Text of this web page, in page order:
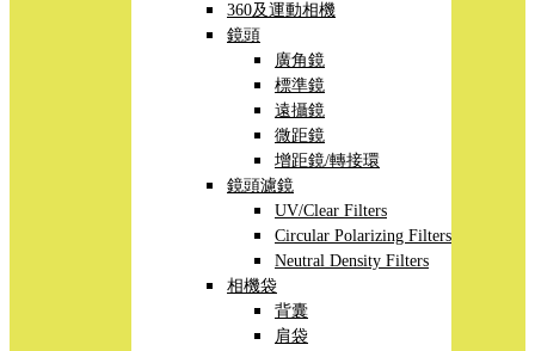
360及運動相機
鏡頭
廣角鏡
標準鏡
遠攝鏡
微距鏡
增距鏡/轉接環
鏡頭濾鏡
UV/Clear Filters
Circular Polarizing Filters
Neutral Density Filters
相機袋
背囊
肩袋